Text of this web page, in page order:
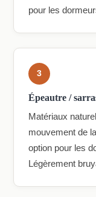
pour les
3
Épeautre /
Matériaux
mouvement de
option pour les
Légèrement